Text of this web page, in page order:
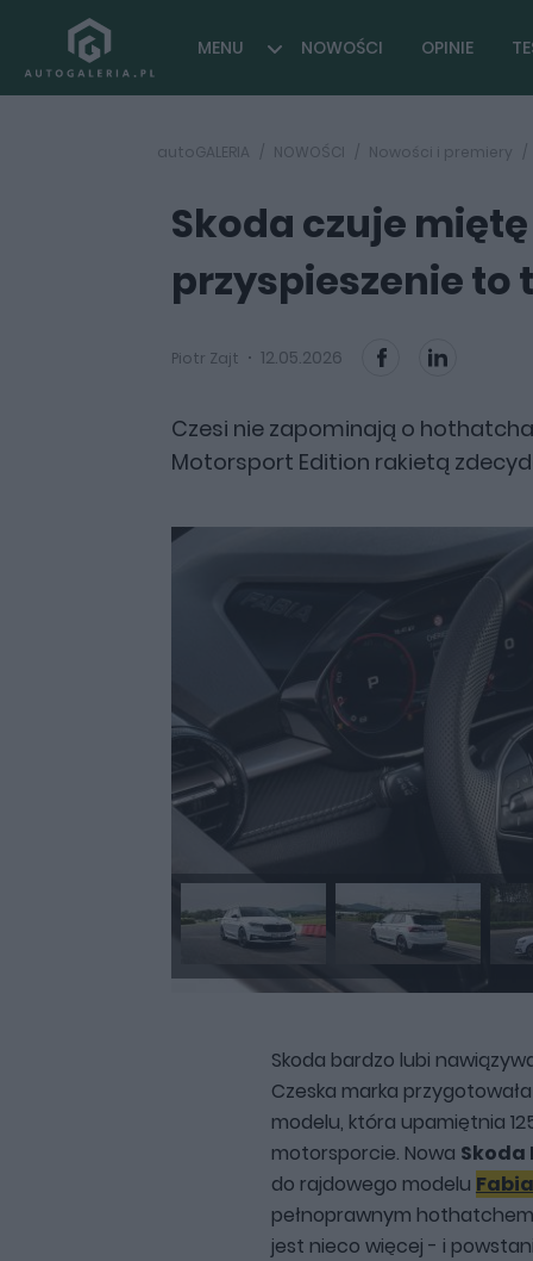
MENU NOWOŚCI OPINIE
autoGALERIA NOWOŚCI Nowości i premiery
Skoda czuje
przyspieszenie to
Piotr Zajt 12.05.2026
Czesi nie zapominają o
Motorsport Edition rakietą
Skoda bardzo lubi
Czeska marka
modelu, która upamiętnia
motorsporcie. Nowa
do rajdowego modelu
pełnoprawnym
jest nieco więcej - i